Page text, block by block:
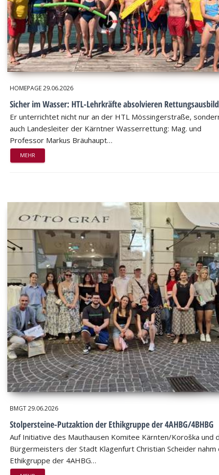
HOMEPAGE29.06.2026
Sicher im Wasser: HTL-Lehrkräfte absolvieren
Er unterrichtet nicht nur an der HTL Mössingerstraße,
auch Landesleiter der Kärntner Wasserrettung: Mag. und
Professor Markus Bräuhaupt…
MEHR
BMGT29.06.2026
Stolpersteine-Putzaktion der Ethikgruppe der 4AHBG/4BHBG
Auf Initiative des Mauthausen Komitee Kärnten/Koroška und
Bürgermeisters der Stadt Klagenfurt Christian Scheider nahm
Ethikgruppe der 4AHBG…